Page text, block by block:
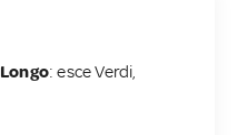
Longo: esce Verdi,